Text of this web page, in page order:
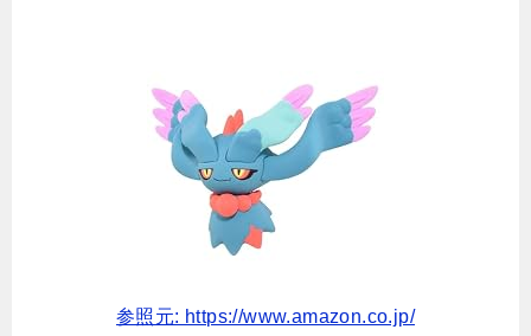
参照元: https://www.amazon.co.jp/